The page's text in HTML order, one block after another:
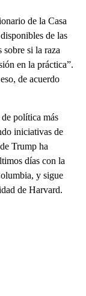
de la Casa
de las
sobre si la raza
en la práctica”.
de acuerdo
política más
iniciativas de
Trump ha
días con la
y sigue
de Harvard.